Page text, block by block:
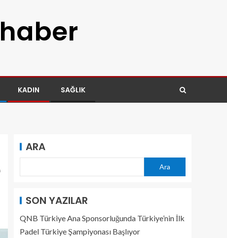
KADIN SAĞLIK
ARA
Ara
SON YAZILAR
QNB Türkiye Ana Sponsorluğunda Türkiye’nin İlk
Padel Türkiye Şampiyonası Başlıyor